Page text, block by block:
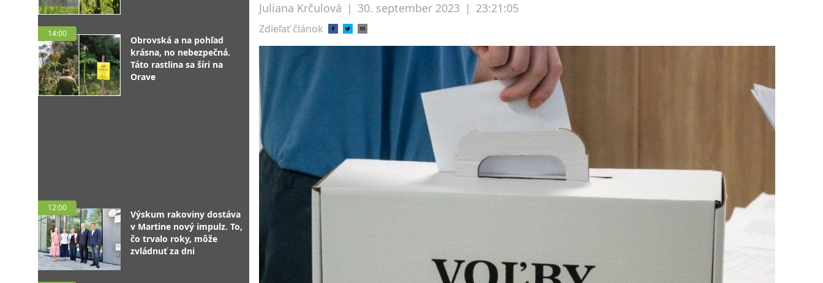
14:00
Obrovská a na pohľad
krásna, no nebezpečná.
Táto rastlina sa šíri na
Orave
12:00
Výskum rakoviny dostáva
v Martine nový impulz. To,
čo trvalo roky, môže
zvládnuť za dni
Juliana Krčulová | 30. september 2023 | 23:21:05
Zdieľať článok